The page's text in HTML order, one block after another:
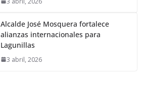
Alcalde José Mosquera fortalece
alianzas internacionales para
Lagunillas
3 abril, 2026